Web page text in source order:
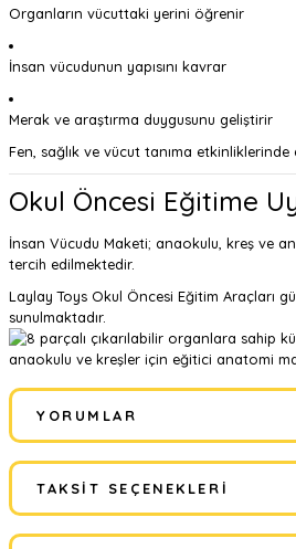
Organların vücuttaki yerini öğrenir
İnsan vücudunun yapısını kavrar
Merak ve araştırma duygusunu geliştirir
Fen, sağlık ve vücut tanıma etkinliklerinde
Okul Öncesi Eğitime
İnsan Vücudu Maketi; anaokulu, kreş ve
tercih edilmektedir.
Laylay Toys Okul Öncesi Eğitim Araçları
sunulmaktadır.
YORUMLAR
Bu ürüne ilk yorumu
TAKSIT SEÇENEKLERI